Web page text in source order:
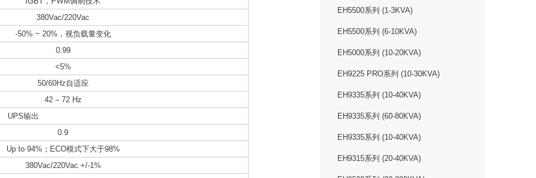
380Vac/220Vac
-50% ~ 20%，视负载量变化
0.99
<5%
50/60Hz自适应
42 – 72 Hz
UPS输出
0.9
Up to 94%；ECO模式下大于98%
380Vac/220Vac +/-1%
EH5500系列 (1-3KVA)
EH5500系列 (6-10KVA)
EH5000系列 (10-20KVA)
EH9225 PRO系列 (10-30KVA)
EH9335系列 (10-40KVA)
EH9335系列 (60-80KVA)
EH9335系列 (10-40KVA)
EH9315系列 (20-40KVA)